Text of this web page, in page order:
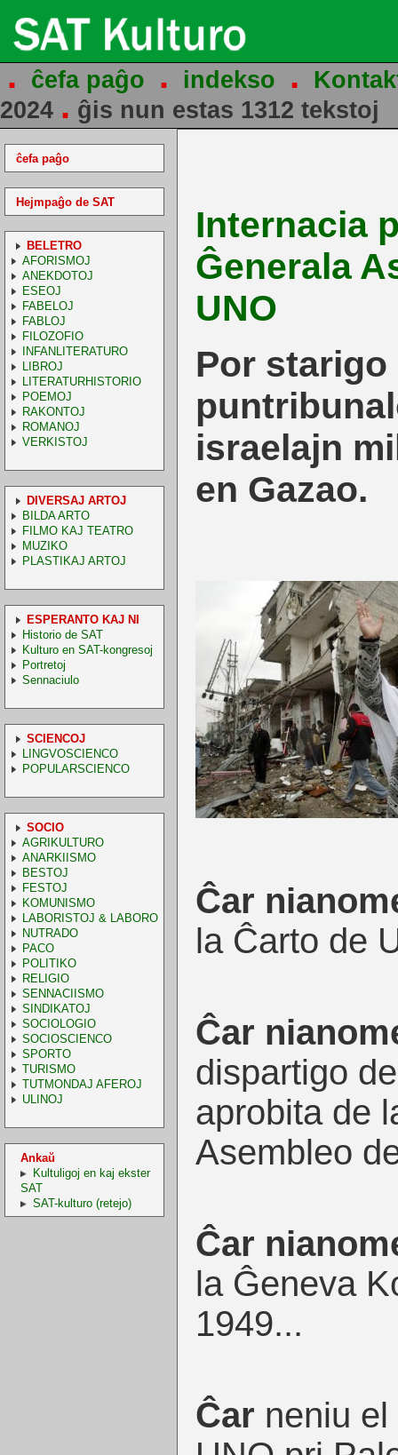
. ĉefa paĝo . indekso .
2024 . ĝis nun estas 1312 tekstoj
ĉefa paĝo
Hejmpaĝo de SAT
BELETRO
AFORISMOJ
ANEKDOTOJ
ESEOJ
FABELOJ
FABLOJ
FILOZOFIO
INFANLITERATURO
LIBROJ
LITERATURHISTORIO
POEMOJ
RAKONTOJ
ROMANOJ
VERKISTOJ
DIVERSAJ ARTOJ
BILDA ARTO
FILMO KAJ TEATRO
MUZIKO
PLASTIKAJ ARTOJ
ESPERANTO KAJ NI
Historio de SAT
Kulturo en SAT-kongresoj
Portretoj
Sennaciulo
SCIENCOJ
LINGVOSCIENCO
POPULARSCIENCO
SOCIO
AGRIKULTURO
ANARKIISMO
BESTOJ
FESTOJ
KOMUNISMO
LABORISTOJ & LABORO
NUTRADO
PACO
POLITIKO
RELIGIO
SENNACIISMO
SINDIKATOJ
SOCIOLOGIO
SOCIOSCIENCO
SPORTO
TURISMO
TUTMONDAJ AFEROJ
ULINOJ
Ankaŭ
Kultuligoj en kaj ekster
SAT
SAT-kulturo (retejo)
Internacia
Ĝenerala
UNO
Por
israelajn
en Gazao.
Ĉar
la Ĉarto de
Ĉar
dispartigo
aprobita de
Asembleo
Ĉar
la Ĝeneva
1949...
Ĉar neniu